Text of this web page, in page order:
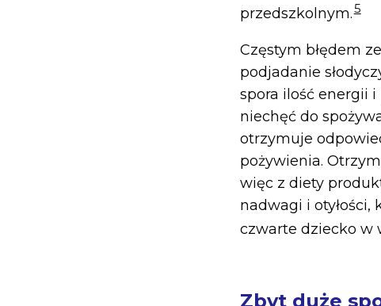
przedszkolnym.5
Częstym błędem
podjadanie
spora ilość energii
niechęć do
otrzymuje
pożywienia.
więc z diety
nadwagi i otyłości,
czwarte dziecko w
Zbyt duże